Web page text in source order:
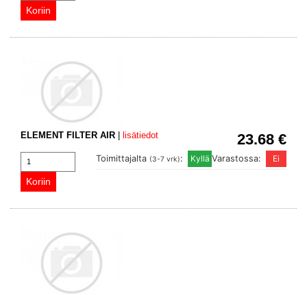
23.68 €
ELEMENT FILTER AIR | lisätiedot
Varastossa:
Toimittajalta (3-7 vrk):